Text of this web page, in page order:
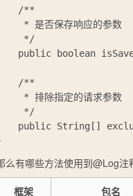
/**
* 是否保存响应的参数
*/
public boolean
/**
* 排除指定的请求参数
*/
public String[]
么有哪些方法使用到@Log注
框架 包名